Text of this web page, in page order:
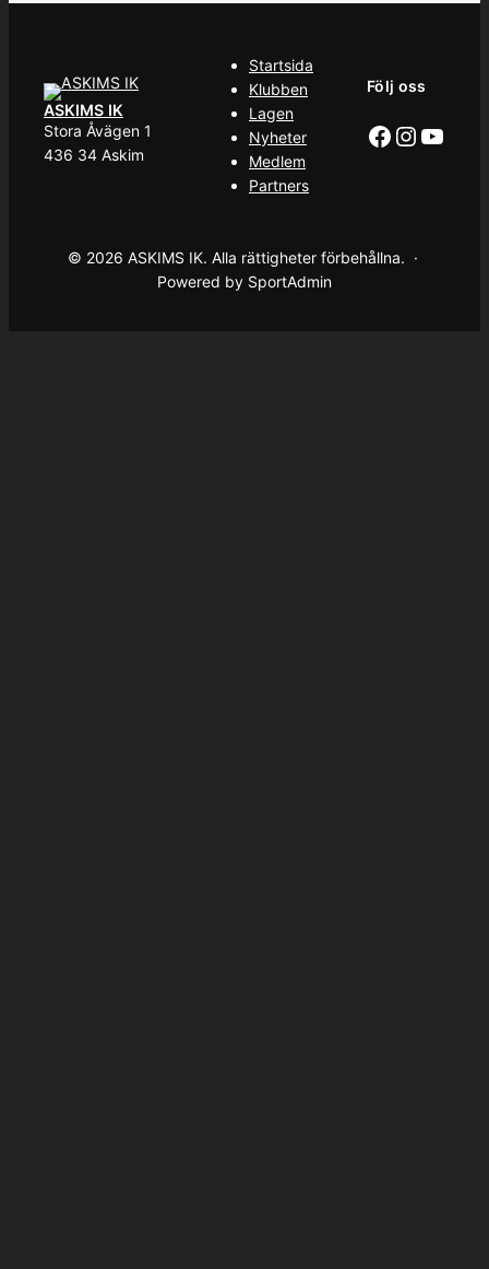
ASKIMS IK
Stora Åvägen 1
436 34 Askim
Startsida
Klubben
Lagen
Nyheter
Medlem
Partners
Följ oss
Facebook
© 2026 ASKIMS IK. Alla rättigheter förbehållna. ·
Powered by SportAdmin